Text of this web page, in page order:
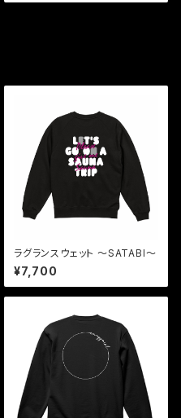
ラグランスウェット 〜SATABI〜
¥7,700